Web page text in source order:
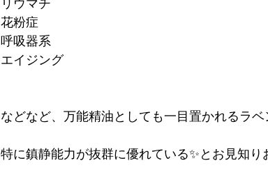
花粉症
呼吸器系
エイジング
などなど、万能精油としても一目置かれるラ
特に鎮静能力が抜群に優れている✨とお見知り